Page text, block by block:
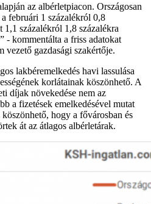
az albérletpiacon. Országosan
februári 1 százalékról 0,8
1,1 százalékról 1,8 százalékra
- kommentálta a friss adatokat
gazdasági szakértője.
lakbéremelkedés havi lassulása
korlátainak köszönhető. A
díjak növekedése nem az
a fizetések emelkedésével mutat
hogy a fővárosban és
át az átlagos albérletárak.